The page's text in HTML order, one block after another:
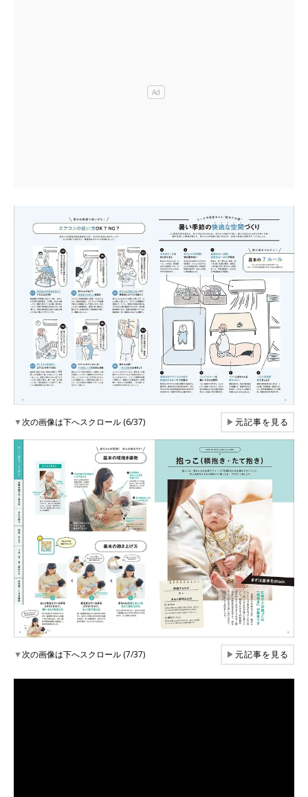
▼次の画像は下へスクロール (6/37) ▶元記事を見る
▼次の画像は下へスクロール (7/37) ▶元記事を見る